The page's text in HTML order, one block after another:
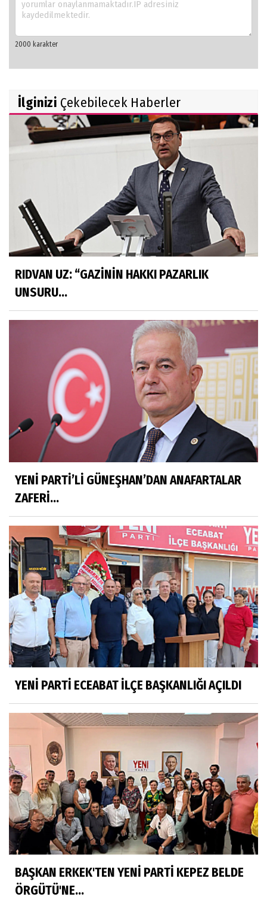
İlginizi Çekebilecek Haberler
RIDVAN UZ: “GAZİNİN HAKKI PAZARLIK
UNSURU...
YENİ PARTİ’Lİ GÜNEŞHAN’DAN ANAFARTALAR
ZAFERİ...
YENİ PARTİ ECEABAT İLÇE BAŞKANLIĞI AÇILDI
BAŞKAN ERKEK'TEN YENİ PARTİ KEPEZ BELDE
ÖRGÜTÜ'NE...